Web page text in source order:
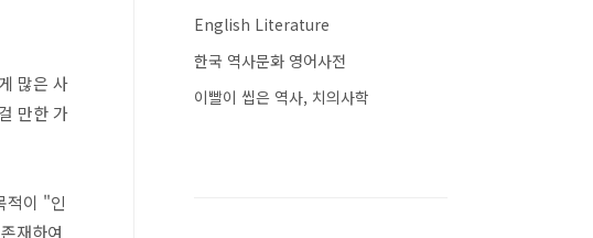
많은 사
만한 가
적이 "인
재하여
English Literature
한국 역사문화 영어사전
이빨이 씹은 역사, 치의사학